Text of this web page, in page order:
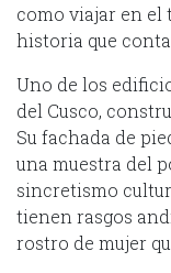
como viajar en el
historia que
Uno de los
del Cusco,
Su fachada de
una muestra del
sincretismo
tienen rasgos
rostro de mujer